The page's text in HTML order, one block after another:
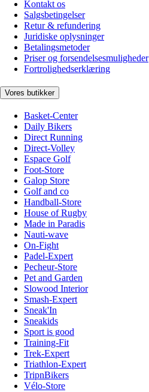
Kontakt os
Salgsbetingelser
Retur & refundering
Juridiske oplysninger
Betalingsmetoder
Priser og forsendelsesmuligheder
Fortrolighedserklæring
Vores butikker
Basket-Center
Daily Bikers
Direct Running
Direct-Volley
Espace Golf
Foot-Store
Galop Store
Golf and co
Handball-Store
House of Rugby
Made in Paradis
Nauti-wave
On-Fight
Padel-Expert
Pecheur-Store
Pet and Garden
Slowood Interior
Smash-Expert
Sneak'In
Sneakids
Sport is good
Training-Fit
Trek-Expert
Triathlon-Expert
TripnBikers
Vélo-Store